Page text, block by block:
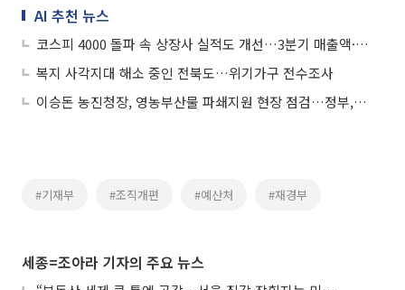
AI 추천 뉴스
코스피 4000 돌파 속 상장사 실적도 개선…3분기 매출액·영업익 모두 증가
복지 사각지대 해소 중인 전북도…위기가구 전수조사
이승돈 농진청장, 영농부산물 파쇄지원 현장 점검…정부, 산불 예방 '파쇄 총력전'
#기재부 #조직개편 #예산처 #재경부
세종=조아라 기자의 주요 뉴스